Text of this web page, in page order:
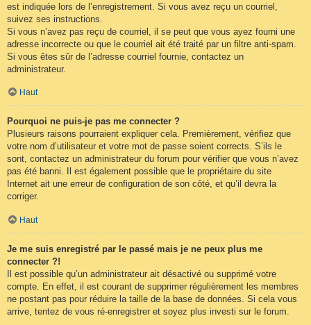
est indiquée lors de l’enregistrement. Si vous avez reçu un courriel,
suivez ses instructions.
Si vous n’avez pas reçu de courriel, il se peut que vous ayez fourni une
adresse incorrecte ou que le courriel ait été traité par un filtre anti-spam.
Si vous êtes sûr de l’adresse courriel fournie, contactez un
administrateur.
Haut
Pourquoi ne puis-je pas me connecter ?
Plusieurs raisons pourraient expliquer cela. Premièrement, vérifiez que
votre nom d’utilisateur et votre mot de passe soient corrects. S’ils le
sont, contactez un administrateur du forum pour vérifier que vous n’avez
pas été banni. Il est également possible que le propriétaire du site
Internet ait une erreur de configuration de son côté, et qu’il devra la
corriger.
Haut
Je me suis enregistré par le passé mais je ne peux plus me
connecter ?!
Il est possible qu’un administrateur ait désactivé ou supprimé votre
compte. En effet, il est courant de supprimer régulièrement les membres
ne postant pas pour réduire la taille de la base de données. Si cela vous
arrive, tentez de vous ré-enregistrer et soyez plus investi sur le forum.